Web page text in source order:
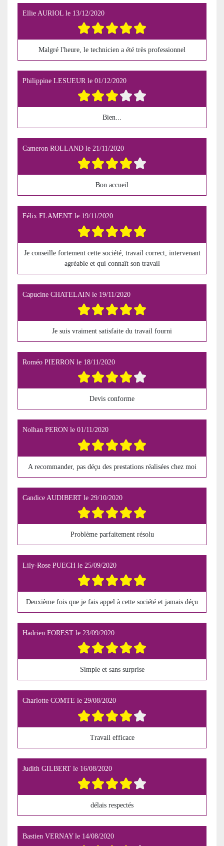
Ellie AURIOL le 13/12/2020
Malgré l'heure, le technicien a été très professionnel
Philippine LESUEUR le 01/12/2020
Bien...
Cameron ROLLAND le 21/11/2020
Bon accueil
Félix FLAMENT le 19/11/2020
Je conseille fortement cette société, travail correct, intervenant
agréable et qui connaît son travail
Capucine CHATELAIN le 19/11/2020
Je suis vraiment satisfaite du travail fourni
Roméo PIERRON le 18/11/2020
Devis conforme
Nolhan PERON le 01/11/2020
A recommander, pas déçu des prestations réalisées chez moi
Candice AUDIBERT le 29/10/2020
Problème parfaitement résolu
Lily-Rose PUECH le 25/09/2020
Deuxième fois que je fais appel à cette société et jamais déçu
Hadrien FOREST le 23/09/2020
Simple et sans surprise
Charlotte COMTE le 29/08/2020
Travail efficace
Judith GILBERT le 16/08/2020
délais respectés
Bastien VERNAYle 14/08/2020